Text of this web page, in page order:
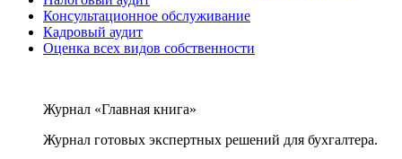
Консультационное обслуживание
Кадровый аудит
Оценка всех видов собственности
Журнал «Главная книга»
Журнал готовых экспертных решений для бухгалтера.